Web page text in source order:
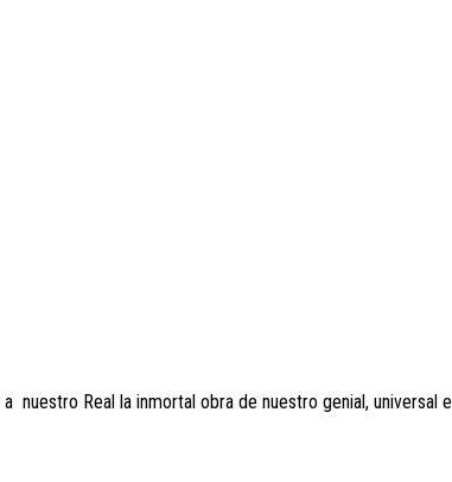
a nuestro Real la inmortal obra de nuestro genial, universal e